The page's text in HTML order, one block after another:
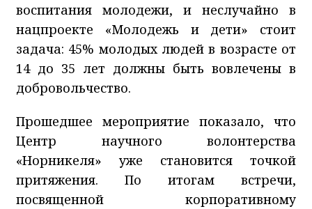
воспитания молодежи, и неслучайно в
нацпроекте «Молодежь и дети» стоит
задача: 45% молодых людей в возрасте от
14 до 35 лет должны быть вовлечены в
добровольчество.
Прошедшее мероприятие показало, что
Центр научного волонтерства
«Норникеля» уже становится точкой
притяжения. По итогам встречи,
посвященной корпоративному